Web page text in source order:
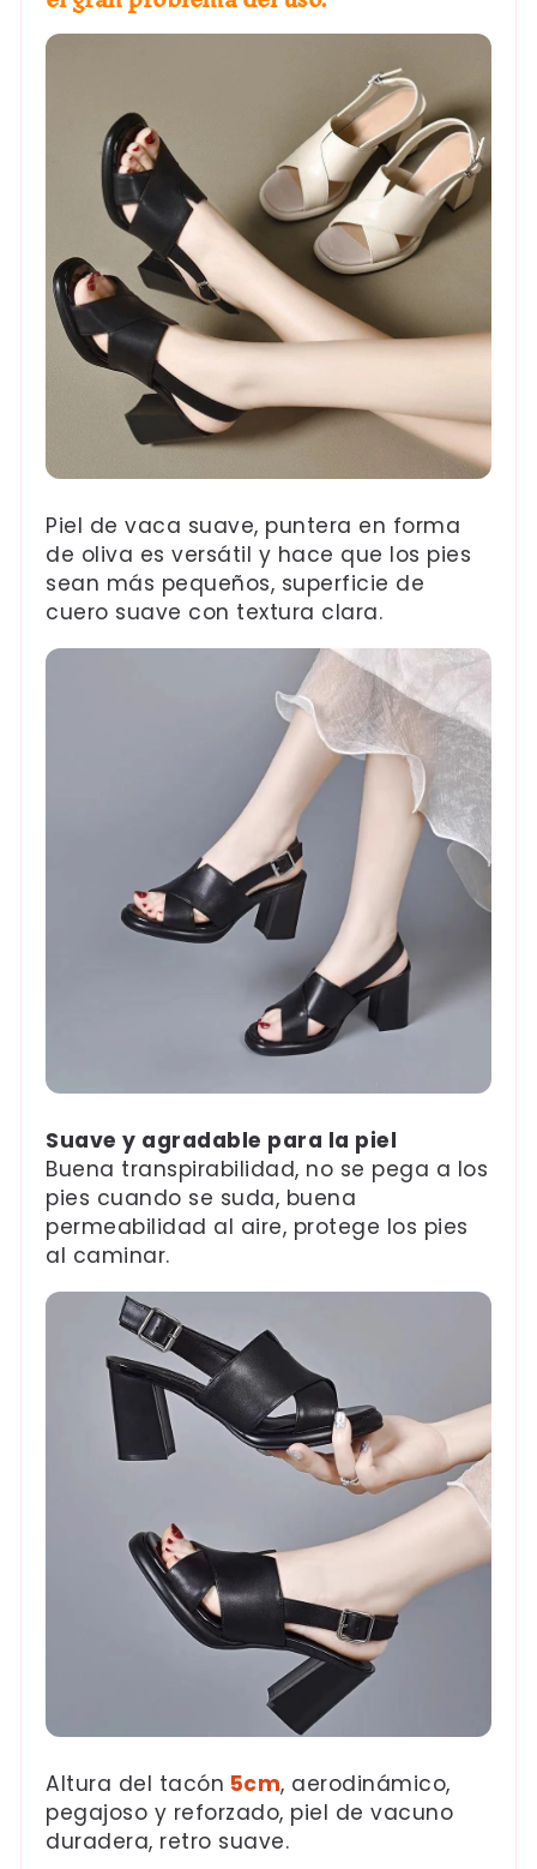
Piel de vaca suave, puntera en forma
de oliva es versátil y hace que los pies
sean más pequeños, superficie de
cuero suave con textura clara.
Suave y agradable para la piel
Buena transpirabilidad, no se pega a los
pies cuando se suda, buena
permeabilidad al aire, protege los pies
al caminar.
Altura del tacón 5cm, aerodinámico,
pegajoso y reforzado, piel de vacuno
duradera, retro suave.